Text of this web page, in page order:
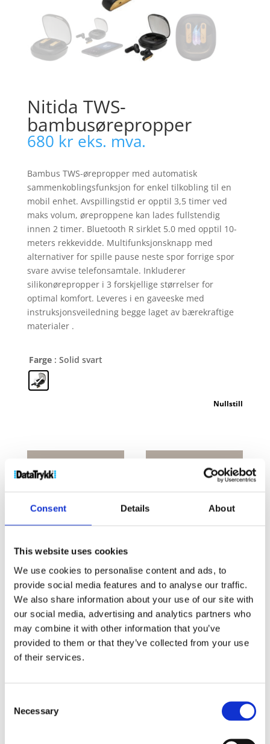
Consent Details About
This website uses cookies
We use cookies to personalise content and ads, to
provide social media features and to analyse our traffic.
We also share information about your use of our site with
our social media, advertising and analytics partners who
may combine it with other information that you’ve
provided to them or that they’ve collected from your use
of their services.
Selection
Necessary
Nitida TWS-
bambusørepropper
680 kr eks. mva.
Bambus TWS-ørepropper med automatisk
sammenkoblingsfunksjon for enkel tilkobling til en
mobil enhet. Avspillingstid er opptil 3,5 timer ved
maks volum, øreproppene kan lades fullstendig
innen 2 timer. Bluetooth R sirklet 5.0 med opptil 10-
meters rekkevidde. Multifunksjonsknapp med
alternativer for spille pause neste spor forrige spor
svare avvise telefonsamtale. Inkluderer
silikonørepropper i 3 forskjellige størrelser for
optimal komfort. Leveres i en gaveeske med
instruksjonsveiledning begge laget av bærekraftige
materialer .
Farge : Solid svart
Nullstill
bambusørepropper
antall
Kjøp produkt
uten print
Be om pris
produkt med
Teknologi
Stikkord:bambus
Concept,musikk ,ørepropper ,tws
Kjøp produkt uten print
Dekorasjonsalternativer